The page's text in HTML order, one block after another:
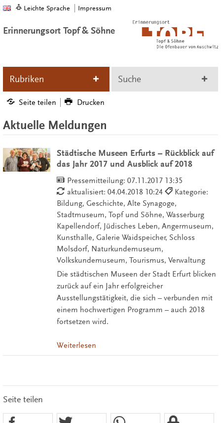
Leichte Sprache Impressum
Erinnerungsort Topf & Söhne
Rubriken Suche
Seite teilen Drucken
Aktuelle Meldungen
Städtische Museen Erfurts – Rückblick auf
das Jahr 2017 und Ausblick auf 2018
Pressemitteilung: 07.11.2017 13:35
aktualisiert: 04.04.2018 10:24
Kategorie:
Bildung, Geschichte, Alte Synagoge,
Stadtmuseum, Topf und Söhne, Wasserburg
Kapellendorf, Jüdisches Leben, Angermuseum,
Kunsthalle, Galerie Waidspeicher, Schloss
Molsdorf, Naturkundemuseum,
Volkskundemuseum, Tourismus, Verwaltung
Die städtischen Museen der Stadt Erfurt blicken
zurück auf ein Jahr erfolgreicher
Ausstellungstätigkeit, die sich – verbunden mit
einem hochwertigen Programm – auch 2018
fortsetzen wird.
Weiterlesen
Seite teilen